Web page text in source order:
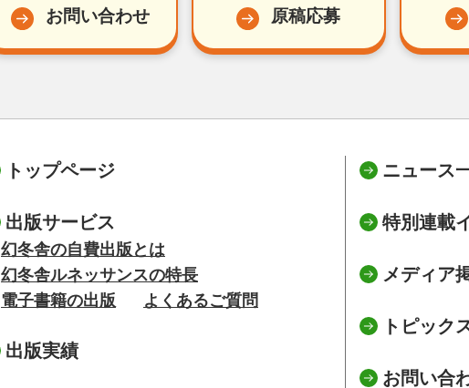
お問い合わせ 原稿応募
トップページ
出版サービス
幻冬舎の自費出版とは
幻冬舎ルネッサンスの特長
電子書籍の出版
よくあるご質問
出版実績
ニュース
特別連載
メディア
トピック
お問い合